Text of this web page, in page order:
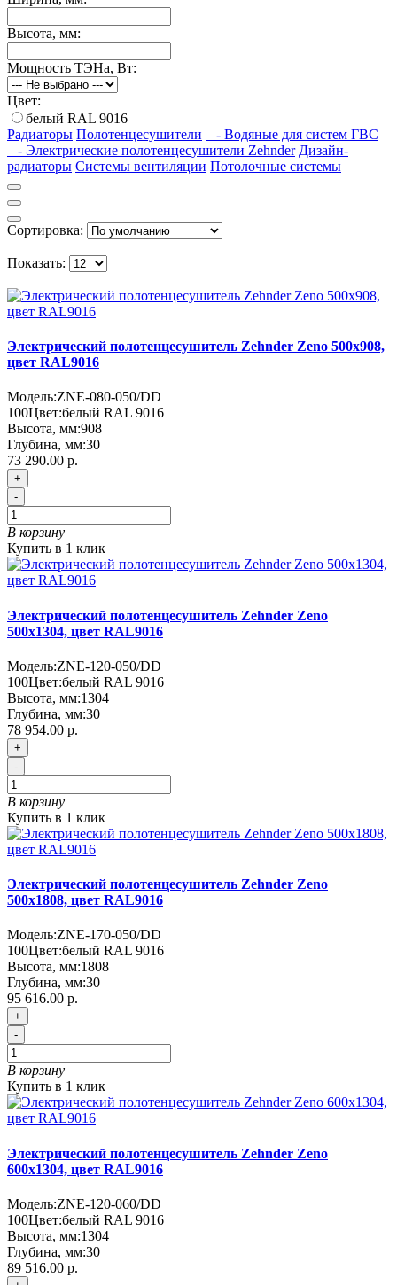
Высота, мм:
Мощность ТЭНа, Вт:
Цвет:
белый RAL 9016
Радиаторы Полотенцесушители
- Водяные для систем ГВС
- Электрические полотенцесушители Zehnder Дизайн-
радиаторы Системы вентиляции Потолочные системы
Сортировка:
Показать:
Электрический полотенцесушитель Zehnder Zeno 500х908,
цвет RAL9016
Модель:ZNE-080-050/DD
100Цвет:белый RAL 9016
Высота, мм:908
Глубина, мм:30
73 290.00 р.
+
-
В корзину
Купить в 1 клик
Электрический полотенцесушитель Zehnder Zeno
500х1304, цвет RAL9016
Модель:ZNE-120-050/DD
100Цвет:белый RAL 9016
Высота, мм:1304
Глубина, мм:30
78 954.00 р.
+
-
В корзину
Купить в 1 клик
Электрический полотенцесушитель Zehnder Zeno
500х1808, цвет RAL9016
Модель:ZNE-170-050/DD
100Цвет:белый RAL 9016
Высота, мм:1808
Глубина, мм:30
95 616.00 р.
+
-
В корзину
Купить в 1 клик
Электрический полотенцесушитель Zehnder Zeno
600х1304, цвет RAL9016
Модель:ZNE-120-060/DD
100Цвет:белый RAL 9016
Высота, мм:1304
Глубина, мм:30
89 516.00 р.